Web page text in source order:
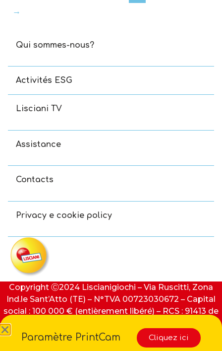
→
Qui sommes-nous?
Activités ESG
Lisciani TV
Assistance
Contacts
Privacy e cookie policy
Copyright Ⓒ2024 Liscianigiochi – Via Ruscitti, Zona
Ind.le Sant’Atto (TE) – N°TVA 00723030672 – Capital
social : 100 000 € (entièrement libéré) – RCS : 91413 de
Paramètre PrintCam Cliquez ici